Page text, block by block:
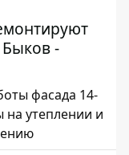
-
фасада 14-
на утеплении и